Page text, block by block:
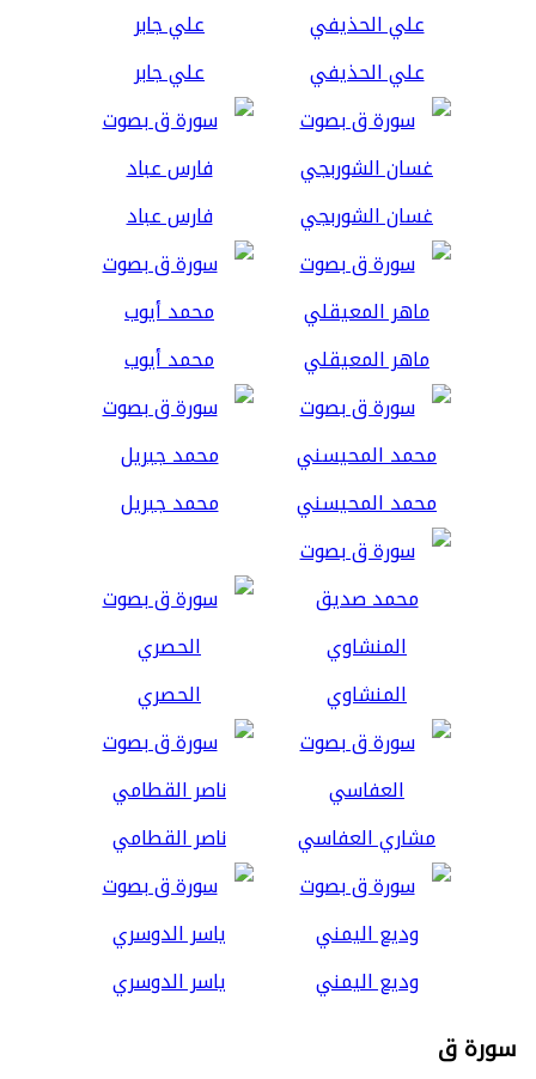
علي الحذيفي علي جابر
غسان الشوربجي فارس عباد
ماهر المعيقلي محمد أيوب
محمد المحيسني محمد جبريل
المنشاوي الحصري
مشاري العفاسي ناصر القطامي
وديع اليمني ياسر الدوسري
سورة ق